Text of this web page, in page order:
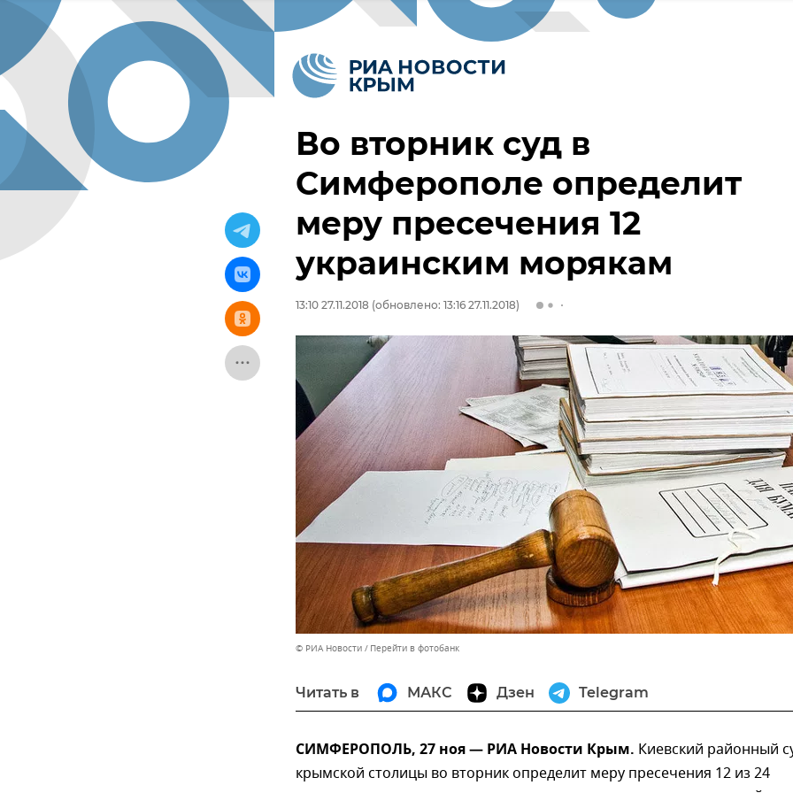
Во вторник суд в
Симферополе определит
меру пресечения 12
украинским морякам
13:10 27.11.2018 (обновлено: 13:16 27.11.2018)
© РИА Новости Перейти в фотобанк
Читать в МАКС Дзен Telegram
СИМФЕРОПОЛЬ, 27 ноя — РИА Новости Крым. Киевский районный
крымской столицы во вторник определит меру пресечения 12 из 24